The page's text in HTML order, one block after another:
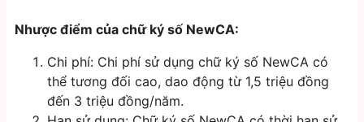
Nhược điểm của chữ ký số NewCA:
Chi phí: Chi phí sử dụng chữ ký số NewCA có
thể tương đối cao, dao động từ 1,5 triệu đồng
đến 3 triệu đồng/năm.